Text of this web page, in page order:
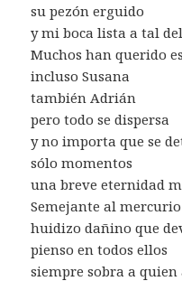
su pezón erguido
y mi boca lista a tal
Muchos han querido
incluso Susana
también Adrián
pero todo se dispersa
y no importa que se
sólo momentos
una breve eternidad
Semejante al mercurio
huidizo dañino que
pienso en todos ellos
siempre sobra a